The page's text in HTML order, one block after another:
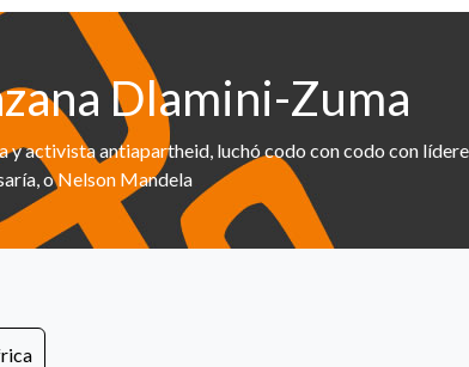
Dlamini-Zuma
y activista antiapartheid, luchó codo con codo con
o Nelson Mandela